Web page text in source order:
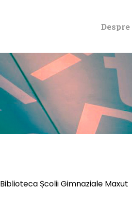
Biblioteca Școlii Gimnaziale Maxut